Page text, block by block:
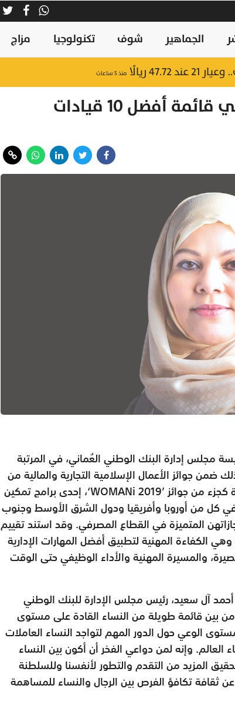
الجماهير شوف تكنولوجيا مزاج
ريالًا منذ ٥ ساعات
رئيس إدارة البنك الوطني في قائمة أفضل 10 قيادات
مجلس إدارة البنك الوطني العُماني، في المرتبة
ضمن جوائز الأعمال الإسلامية التجارية والمالية من
جامعة كامبريدج لعام 2019. وقد مُنحت الجائزة كجزء من جوائز ’WOMANi 2019‘، إحدى برامج تمكين
أفضل 300 إمرأة مؤثرة في كل من أوروبا وأفريقيا ودول الشرق الأوسط وجنوب
المتميزة في القطاع المصرفي. وقد استند تقييم
وهي الكفاءة المهنية لتطبيق أفضل المهارات الإدارية
والمسيرة المهنية والأداء الوظيفي حتى الوقت
آل سعيد، رئيس مجلس الإدارة للبنك الوطني
من بين قائمة طويلة من النساء القادة على مستوى
الوعي حول الدور المهم لتواجد النساء العاملات
العالم. وإنه لمن دواعي الفخر أن أكون بين النساء
المزيد من التقدم والتطور لأنفسنا وللسلطنة
ثقافة تكافؤ الفرص بين الرجال والنساء للمساهمة